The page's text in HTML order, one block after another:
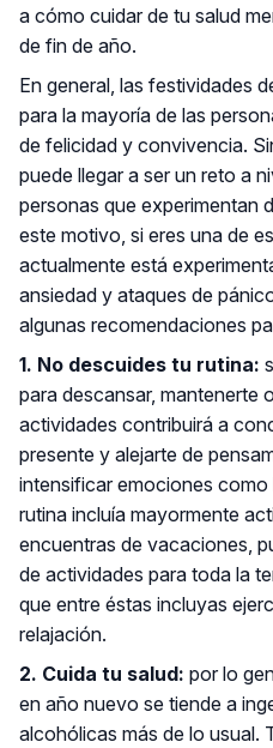
a cómo cuidar de tu salud
de fin de año.
En general, las festividades
para la mayoría de las
de felicidad y convivencia.
puede llegar a ser un reto a
personas que experimentan
este motivo, si eres una de
actualmente está
ansiedad y ataques de
algunas recomendaciones
1. No descuides tu rutina:
para descansar, mantenerte
actividades contribuirá a
presente y alejarte de
intensificar emociones
rutina incluía mayormente
encuentras de vacaciones,
de actividades para toda la
que entre éstas incluyas
relajación.
2. Cuida tu salud: por lo
en año nuevo se tiende a
alcohólicas más de lo usual.